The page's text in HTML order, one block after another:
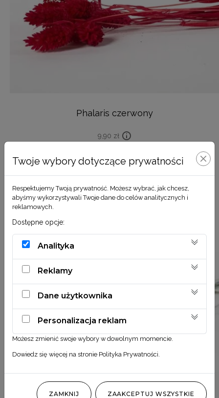
Phalaris czerwony
9,90 zł
DODAJ DO KOSZYKA
Twoje wybory dotyczące prywatności
Respektujemy Twoją prywatność. Możesz wybrać, jak chcesz,
abyśmy wykorzystywali Twoje dane do celów analitycznych i
reklamowych.
Dostępne opcje:
Analityka
Reklamy
Dane użytkownika
Personalizacja reklam
Możesz zmienić swoje wybory w dowolnym momencie.
Dowiedz się więcej na stronie Polityka Prywatności
ZAMKNIJ ZAAKCEPTUJ WSZYSTKIE